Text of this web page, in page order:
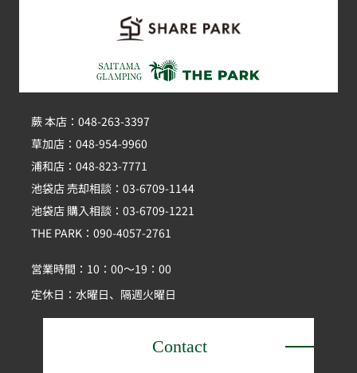
蕨 本店：048-263-3397
草加店：048-954-9960
浦和店：048-823-7771
池袋店 売却相談：03-6709-1144
池袋店 購入相談：03-6709-1221
THE PARK：090-4057-2761
営業時間：10：00～19：00
定休日：水曜日、隔週火曜日
Contact